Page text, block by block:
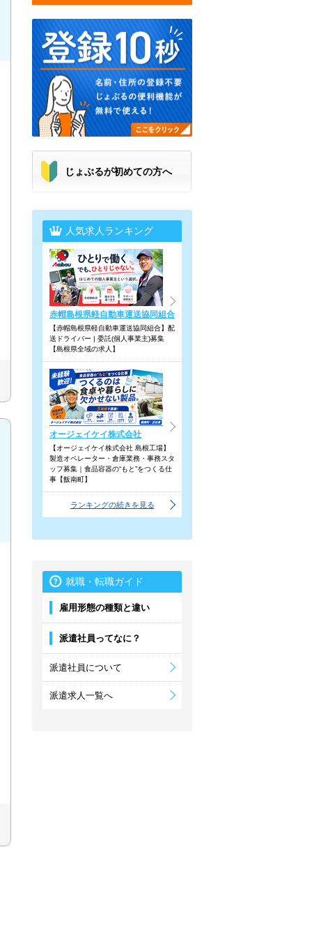
じょぶるが初めての方へ
人気求人ランキング
赤帽島根県軽自動車運送協同組合
【赤帽島根県軽自動車運送協同組合】配
送ドライバー | 委託(個人事業主)募集
【島根県全域の求人】
オージェイケイ株式会社
【オージェイケイ株式会社 島根工場】
製造オペレーター・倉庫業務・事務スタ
ッフ募集｜食品容器の“もと”をつくる仕
事【飯南町】
ランキングの続きを見る
就職・転職ガイド
雇用形態の種類と違い
派遣社員ってなに？
派遣社員について
派遣求人一覧へ